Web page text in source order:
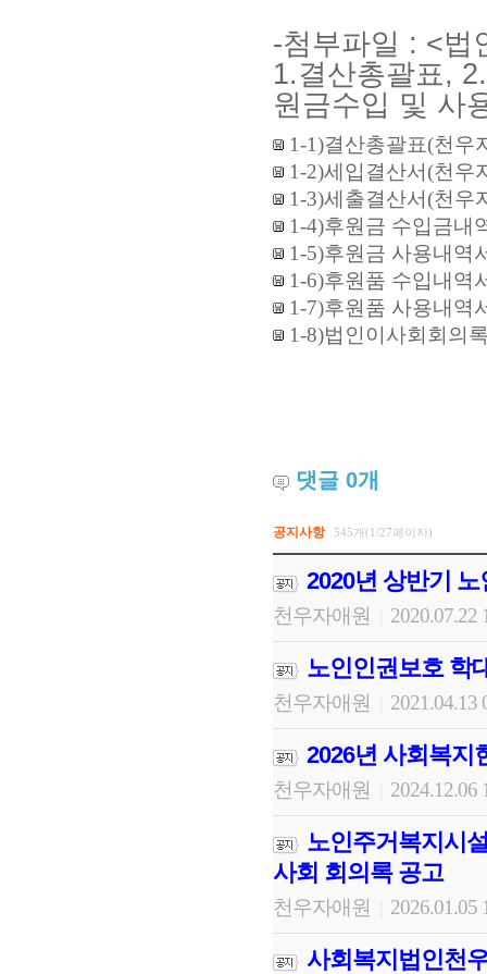
-첨부파일 : <
1.결산총괄표,
원금수입 및 사
1-1)결산총괄표(천우
1-2)세입결산서(천우
1-3)세출결산서(천우
1-4)후원금 수입금내
1-5)후원금 사용내역
1-6)후원품 수입내역
1-7)후원품 사용내역
1-8)법인이사회회의
댓글 0개
공지사항 545개(1/27페이지)
2020년 상반기
천우자애원 2020.07.22
노인인권보호 학
천우자애원 2021.04.13
2026년 사회복지
천우자애원 2024.12.06
노인주거복지시
사회 회의록 공고
천우자애원 2026.01.05
사회복지법인천